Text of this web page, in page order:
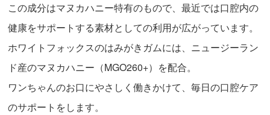
この成分はマヌカハニー特有のもので、最近では口腔内の
健康をサポートする素材としての利用が広がっています。
ホワイトフォックスのはみがきガムには、ニュージーラン
ド産のマヌカハニー（MGO260+）を配合。
ワンちゃんのお口にやさしく働きかけて、毎日の口腔ケア
のサポートをします。